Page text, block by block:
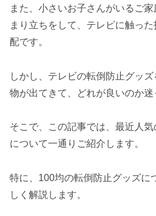
また、小さいお子さんがいるご
まり立ちをして、テレビに触っ
配です。
しかし、テレビの転倒防止グッ
物が出てきて、どれが良いのか迷
そこで、この記事では、最近人
について一通りご紹介します。
特に、100均の転倒防止グッズに
しく解説します。